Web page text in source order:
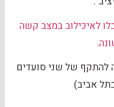
לאיכילוב במצב קשה
להתקף של שני סועדים
אביב)